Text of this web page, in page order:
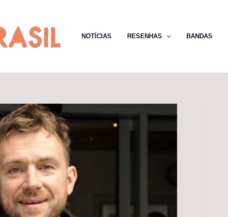
NOTÍCIAS RESENHAS BANDAS